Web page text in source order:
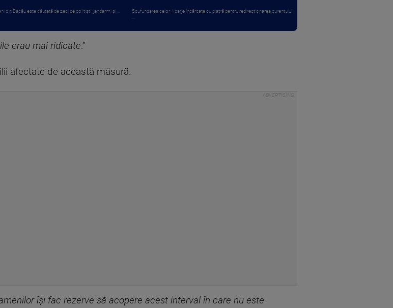
din Bacău este căutată de zeci de polițiști, jandarmi și ...
Scufundarea celor 4 barje încărcate cu piatră pentru redirecționarea curentului
erau mai ridicate.”
afectate de această măsură.
își fac rezerve să acopere acest interval în care nu este